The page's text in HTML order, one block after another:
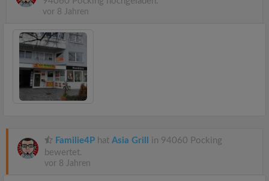
vor 8 Jahren
Familie4P hat Asia Grill
in 94060 Pocking
bewertet.
vor 8 Jahren